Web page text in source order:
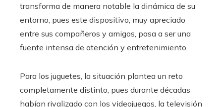
transforma de manera notable la dinámica de su
entorno, pues este dispositivo, muy apreciado
entre sus compañeros y amigos, pasa a ser una
fuente intensa de atención y entretenimiento.
Para los juguetes, la situación plantea un reto
completamente distinto, pues durante décadas
habían rivalizado con los videojuegos, la televisión